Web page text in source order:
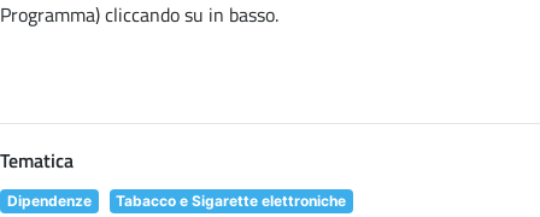
Programma) cliccando su in basso.
Tematica
Dipendenze Tabacco e Sigarette elettroniche